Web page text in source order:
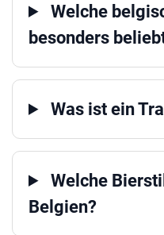
Welche
besonders
Was ist ein
Welche
Belgien?